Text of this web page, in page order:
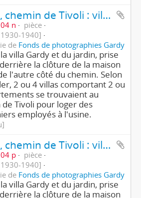
Lancy, chemin de Tivoli : villa Gardy
n
pièce
1940]
de Fonds de photographies Gardy
villa Gardy et du jardin, prise
la clôture de la maison
l'autre côté du chemin. Selon
2 ou 4 villas comportant 2 ou
se trouvaient au
Tivoli pour loger des
employés à l'usine.
Lancy, chemin de Tivoli : villa Gardy
p
pièce
1940]
de Fonds de photographies Gardy
villa Gardy et du jardin, prise
la clôture de la maison